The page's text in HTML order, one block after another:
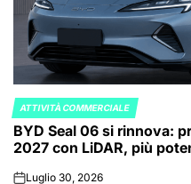
POSTED
IN
ATTIVITÀ COMMERCIALE
BYD Seal 06 si rinnova:
2027 con LiDAR, più
Luglio 30, 2026